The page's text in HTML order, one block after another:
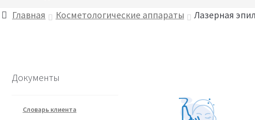
Главная Косметологические аппараты Лазерная
Документы
Словарь клиента